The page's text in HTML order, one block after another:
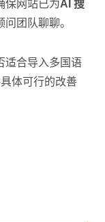
保网站已为AI 搜
团队聊聊。
适合导入多国语
体可行的改善